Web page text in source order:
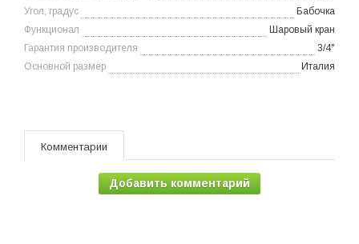
Угол, градус
Бабочка
Функционал
Шаровый кран
Гарантия производителя
3/4"
Основной размер
Италия
Комментарии
Добавить комментарий